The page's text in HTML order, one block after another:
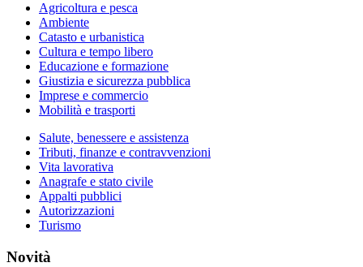
Agricoltura e pesca
Ambiente
Catasto e urbanistica
Cultura e tempo libero
Educazione e formazione
Giustizia e sicurezza pubblica
Imprese e commercio
Mobilità e trasporti
Salute, benessere e assistenza
Tributi, finanze e contravvenzioni
Vita lavorativa
Anagrafe e stato civile
Appalti pubblici
Autorizzazioni
Turismo
Novità